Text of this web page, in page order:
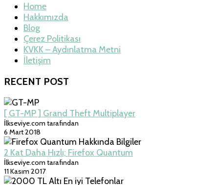
Home
Hakkımızda
Blog
Çerez Politikası
KVKK – Aydınlatma Metni
İletişim
RECENT POST
[ GT-MP ] Grand Theft Multiplayer
İlkseviye.com tarafından
6 Mart 2018
2 Kat Daha Hızlı; Firefox Quantum
İlkseviye.com tarafından
11 Kasım 2017